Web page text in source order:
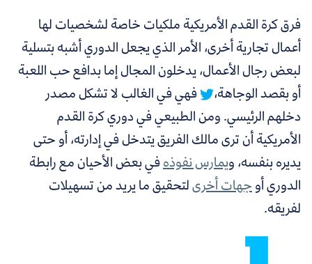
فرق كرة القدم الأمريكية ملكيات خاصة لشخصيات لها
أعمال تجارية أخرى، الأمر الذي يجعل الدوري أشبه بتسلية
لبعض رجال الأعمال، يدخلون المجال إما بدافع حب اللعبة
أو بقصد الوجاهة،
فهي في الغالب لا تشكل مصدر
دخلهم الرئيسي. ومن الطبيعي في دوري كرة القدم
الأمريكية أن ترى مالك الفريق يتدخل في إدارته، أو حتى
يديره بنفسه، ويمارس نفوذهفي بعض الأحيان مع رابطة
الدوري أوجهات أخرىلتحقيق ما يريد من تسهيلات
لفريقه.